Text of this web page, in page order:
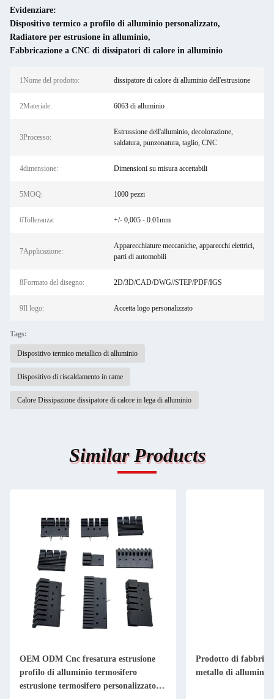
Evidenziare:
Dispositivo termico a profilo di alluminio personalizzato,
Radiatore per estrusione in alluminio,
Fabbricazione a CNC di dissipatori di calore in alluminio
1Nome del prodotto: dissipatore di calore di alluminio dell'estrusione
2Materiale: 6063 di alluminio
3Processo:
Estrussione dell'alluminio, decolorazione,
saldatura, punzonatura, taglio, CNC
4dimensione: Dimensioni su misura accettabili
5MOQ: 1000 pezzi
6Tolleranza: +/- 0,005 - 0.01mm
7Applicazione:
Apparecchiature meccaniche, apparecchi elettrici,
parti di automobili
8Formato del disegno: 2D/3D/CAD/DWG//STEP/PDF/IGS
9Il logo: Accetta logo personalizzato
Tags:
Dispositivo termico metallico di alluminio
Dispositivo di riscaldamento in rame
Calore Dissipazione dissipatore di calore in lega di alluminio
Similar Products
OEM ODM Cnc fresatura estrusione
profilo di alluminio termosifero
estrusione termosifero personalizzato
Prodotto di
metallo di alluminio